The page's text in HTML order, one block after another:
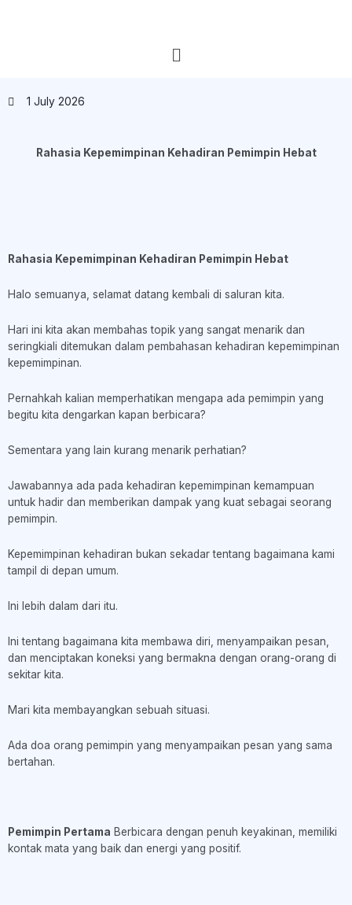
1 July 2026
Rahasia Kepemimpinan Kehadiran Pemimpin Hebat
Rahasia Kepemimpinan Kehadiran Pemimpin Hebat
Halo semuanya, selamat datang kembali di saluran kita.
Hari ini kita akan membahas topik yang sangat menarik dan
seringkiali ditemukan dalam pembahasan kehadiran kepemimpinan
kepemimpinan.
Pernahkah kalian memperhatikan mengapa ada pemimpin yang
begitu kita dengarkan kapan berbicara?
Sementara yang lain kurang menarik perhatian?
Jawabannya ada pada kehadiran kepemimpinan kemampuan
untuk hadir dan memberikan dampak yang kuat sebagai seorang
pemimpin.
Kepemimpinan kehadiran bukan sekadar tentang bagaimana kami
tampil di depan umum.
Ini lebih dalam dari itu.
Ini tentang bagaimana kita membawa diri, menyampaikan pesan,
dan menciptakan koneksi yang bermakna dengan orang-orang di
sekitar kita.
Mari kita membayangkan sebuah situasi.
Ada doa orang pemimpin yang menyampaikan pesan yang sama
bertahan.
Pemimpin Pertama Berbicara dengan penuh keyakinan, memiliki
kontak mata yang baik dan energi yang positif.